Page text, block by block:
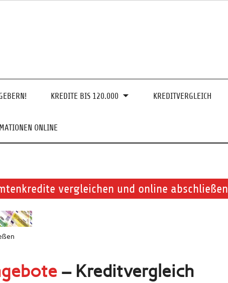
KREDITE BIS 120.000 KREDITVERGLEICH
ONLINE
vergleichen und online abschließen
– Kreditvergleich